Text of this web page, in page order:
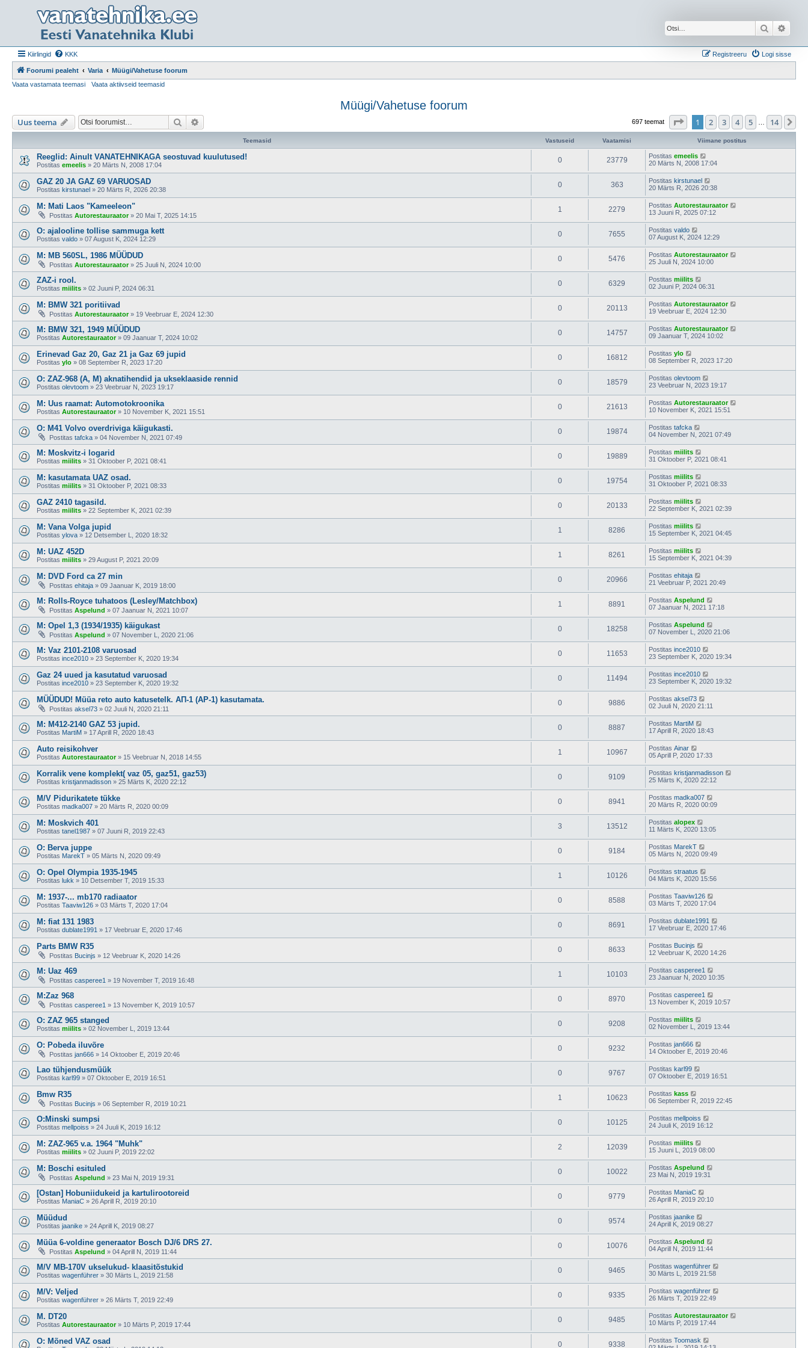
Otsi
Kiirlingid KKK Logi sisse
Registreeru
Foorumi pealeht Varia
Müügi/Vahetuse foorum
Vaata vastamata teemasi
Vaata aktiivseid teemasid
Müügi/Vahetuse foorum
Uus teema Otsi 697 teemat . leht 14 -st
1 2 3 4 5 14
Teemasid Vastuseid Vaatamisi Viimane postitus
Reeglid: Ainult VANATEHNIKAGA seostuvad kuulutused!
Postitas emeelis » 20 Märts N, 2008 17:04
0 23779 Postitas emeelis
20 Märts N, 2008 17:04
GAZ 20 JA GAZ 69 VARUOSAD
Postitas kirstunael » 20 Märts R, 2026 20:38
0 363 Postitas kirstunael
20 Märts R, 2026 20:38
M: Mati Laos "Kameeleon"
Postitas Autorestauraator» 20 Mai T, 2025 14:15
1 2279 Postitas Autorestauraator
13 Juuni R, 2025 07:12
O: ajalooline tollise sammuga kett
Postitas valdo » 07 August K, 2024 12:29
0 7655 Postitas valdo
07 August K, 2024 12:29
M: MB 560SL, 1986 MÜÜDUD
Postitas Autorestauraator» 25 Juuli N, 2024 10:00
0 5476 Postitas Autorestauraator
25 Juuli N, 2024 10:00
ZAZ-i rool.
Postitas miilits » 02 Juuni P, 2024 06:31
0 6329 Postitas miilits
02 Juuni P, 2024 06:31
M: BMW 321 poritiivad
Postitas Autorestauraator» 19 Veebruar E, 2024 12:30
0 20113 Postitas Autorestauraator
19 Veebruar E, 2024 12:30
M: BMW 321, 1949 MÜÜDUD
Postitas Autorestauraator» 09 Jaanuar T, 2024 10:02
0 14757 Postitas Autorestauraator
09 Jaanuar T, 2024 10:02
Erinevad Gaz 20, Gaz 21 ja Gaz 69 jupid
Postitas ylo » 08 September R, 2023 17:20
0 16812 Postitas ylo
08 September R, 2023 17:20
O: ZAZ-968 (A, M) aknatihendid ja ukseklaaside rennid
Postitas olevtoom » 23 Veebruar N, 2023 19:17
0 18579 Postitas olevtoom
23 Veebruar N, 2023 19:17
M: Uus raamat: Automotokroonika
Postitas Autorestauraator» 10 November K, 2021 15:51
0 21613 Postitas Autorestauraator
10 November K, 2021 15:51
O: M41 Volvo overdriviga käigukasti.
Postitas tafcka » 04 November N, 2021 07:49
0 19874 Postitas tafcka
04 November N, 2021 07:49
M: Moskvitz-i logarid
Postitas miilits » 31 Oktoober P, 2021 08:41
0 19889 Postitas miilits
31 Oktoober P, 2021 08:41
M: kasutamata UAZ osad.
Postitas miilits » 31 Oktoober P, 2021 08:33
0 19754 Postitas miilits
31 Oktoober P, 2021 08:33
GAZ 2410 tagasild.
Postitas miilits » 22 September K, 2021 02:39
0 20133 Postitas miilits
22 September K, 2021 02:39
M: Vana Volga jupid
Postitas ylova » 12 Detsember L, 2020 18:32
1 8286 Postitas miilits
15 September K, 2021 04:45
M: UAZ 452D
Postitas miilits » 29 August P, 2021 20:09
1 8261 Postitas miilits
15 September K, 2021 04:39
M: DVD Ford ca 27 min
Postitas ehitaja » 09 Jaanuar K, 2019 18:00
0 20966 Postitas ehitaja
21 Veebruar P, 2021 20:49
M: Rolls-Royce tuhatoos (Lesley/Matchbox)
Postitas Aspelund » 07 Jaanuar N, 2021 10:07
1 8891 Postitas Aspelund
07 Jaanuar N, 2021 17:18
M: Opel 1,3 (1934/1935) käigukast
Postitas Aspelund » 07 November L, 2020 21:06
0 18258 Postitas Aspelund
07 November L, 2020 21:06
M: Vaz 2101-2108 varuosad
Postitas ince2010 » 23 September K, 2020 19:34
0 11653 Postitas ince2010
23 September K, 2020 19:34
Gaz 24 uued ja kasutatud varuosad
Postitas ince2010 » 23 September K, 2020 19:32
0 11494 Postitas ince2010
23 September K, 2020 19:32
MÜÜDUD! Müüa reto auto katusetelk. АП-1 (AP-1) kasutamata.
Postitas aksel73 » 02 Juuli N, 2020 21:11
0 9886 Postitas aksel73
02 Juuli N, 2020 21:11
M: M412-2140 GAZ 53 jupid.
Postitas MartiM » 17 Aprill R, 2020 18:43
0 8887 Postitas MartiM
17 Aprill R, 2020 18:43
Auto reisikohver
Postitas Autorestauraator» 15 Veebruar N, 2018 14:55
1 10967 Postitas Ainar
05 Aprill P, 2020 17:33
Korralik vene komplekt( vaz 05, gaz51, gaz53)
Postitas kristjanmadisson » 25 Märts K, 2020 22:12
0 9109 Postitas kristjanmadisson
25 Märts K, 2020 22:12
M/V Pidurikatete tükke
Postitas madka007 » 20 Märts R, 2020 00:09
0 8941 Postitas madka007
20 Märts R, 2020 00:09
M: Moskvich 401
Postitas tanel1987 » 07 Juuni R, 2019 22:43
3 13512 Postitas alopex
11 Märts K, 2020 13:05
O: Berva juppe
Postitas MarekT » 05 Märts N, 2020 09:49
0 9184 Postitas MarekT
05 Märts N, 2020 09:49
O: Opel Olympia 1935-1945
Postitas lukk » 10 Detsember T, 2019 15:33
1 10126 Postitas straatus
04 Märts K, 2020 15:56
M: 1937-... mb170 radiaator
Postitas Taaviw126 » 03 Märts T, 2020 17:04
0 8588 Postitas Taaviw126
03 Märts T, 2020 17:04
M: fiat 131 1983
Postitas dublate1991 » 17 Veebruar E, 2020 17:46
0 8691 Postitas dublate1991
17 Veebruar E, 2020 17:46
Parts BMW R35
Postitas Bucinjs » 12 Veebruar K, 2020 14:26
0 8633 Postitas Bucinjs
12 Veebruar K, 2020 14:26
M: Uaz 469
Postitas casperee1 » 19 November T, 2019 16:48
1 10103 Postitas casperee1
23 Jaanuar N, 2020 10:35
M:Zaz 968
Postitas casperee1 » 13 November K, 2019 10:57
0 8970 Postitas casperee1
13 November K, 2019 10:57
O: ZAZ 965 stanged
Postitas miilits » 02 November L, 2019 13:44
0 9208 Postitas miilits
02 November L, 2019 13:44
O: Pobeda iluvõre
Postitas jan666 » 14 Oktoober E, 2019 20:46
0 9232 Postitas jan666
14 Oktoober E, 2019 20:46
Lao tühjendusmüük
Postitas karl99 » 07 Oktoober E, 2019 16:51
0 9767 Postitas karl99
07 Oktoober E, 2019 16:51
Bmw R35
Postitas Bucinjs » 06 September R, 2019 10:21
1 10623 Postitas kass
06 September R, 2019 22:45
O:Minski sumpsi
Postitas mellpoiss » 24 Juuli K, 2019 16:12
0 10125 Postitas mellpoiss
24 Juuli K, 2019 16:12
M: ZAZ-965 v.a. 1964 "Muhk"
Postitas miilits » 02 Juuni P, 2019 22:02
2 12039 Postitas miilits
15 Juuni L, 2019 08:00
M: Boschi esituled
Postitas Aspelund » 23 Mai N, 2019 19:31
0 10022 Postitas Aspelund
23 Mai N, 2019 19:31
[Ostan] Hobuniidukeid ja kartulirootoreid
Postitas ManiaC » 26 Aprill R, 2019 20:10
0 9779 Postitas ManiaC
26 Aprill R, 2019 20:10
Müüdud
Postitas jaanike » 24 Aprill K, 2019 08:27
0 9574 Postitas jaanike
24 Aprill K, 2019 08:27
Müüa 6-voldine generaator Bosch DJ/6 DRS 27.
Postitas Aspelund » 04 Aprill N, 2019 11:44
0 10076 Postitas Aspelund
04 Aprill N, 2019 11:44
M/V MB-170V ukselukud- klaasitõstukid
Postitas wagenführer » 30 Märts L, 2019 21:58
0 9465 Postitas wagenführer
30 Märts L, 2019 21:58
M/V: Veljed
Postitas wagenführer » 26 Märts T, 2019 22:49
0 9335 Postitas wagenführer
26 Märts T, 2019 22:49
M. DT20
Postitas Autorestauraator» 10 Märts P, 2019 17:44
0 9485 Postitas Autorestauraator
10 Märts P, 2019 17:44
O: Mõned VAZ osad 0 9338 Postitas Toomask